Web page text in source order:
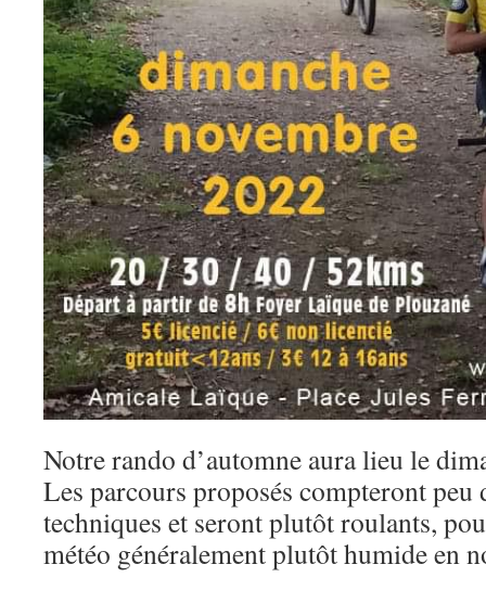
Notre rando d’automne aura lieu le
Les parcours proposés compteront peu
techniques et seront plutôt roulants,
météo généralement plutôt humide en